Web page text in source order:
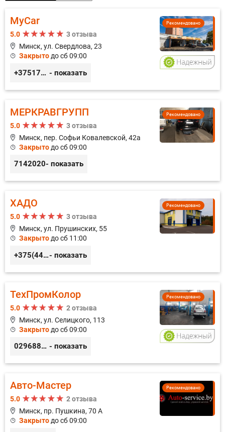
Рекомендовано
MyCar
5.0
3 отзыва
Минск, ул. Свердлова, 23
Закрыто до сб 09:00
+375173212443 - показать
Рекомендовано
МЕРКРАВГРУПП
5.0
3 отзыва
Минск, пер. Софьи Ковалевской, 42а
Закрыто до сб 09:00
7142020- показать
Рекомендовано
ХАДО
5.0
3 отзыва
Минск, ул. Прушинских, 55
Закрыто до сб 11:00
+375(44) 559-27-77- показать
Рекомендовано
ТехПромКолор
5.0
2 отзыва
Минск, ул. Селицкого, 113
Закрыто до сб 09:00
0296889898 - показать
Рекомендовано
Авто-Мастер
5.0
2 отзыва
Минск, пр. Пушкина, 70 А
Закрыто до сб 09:00